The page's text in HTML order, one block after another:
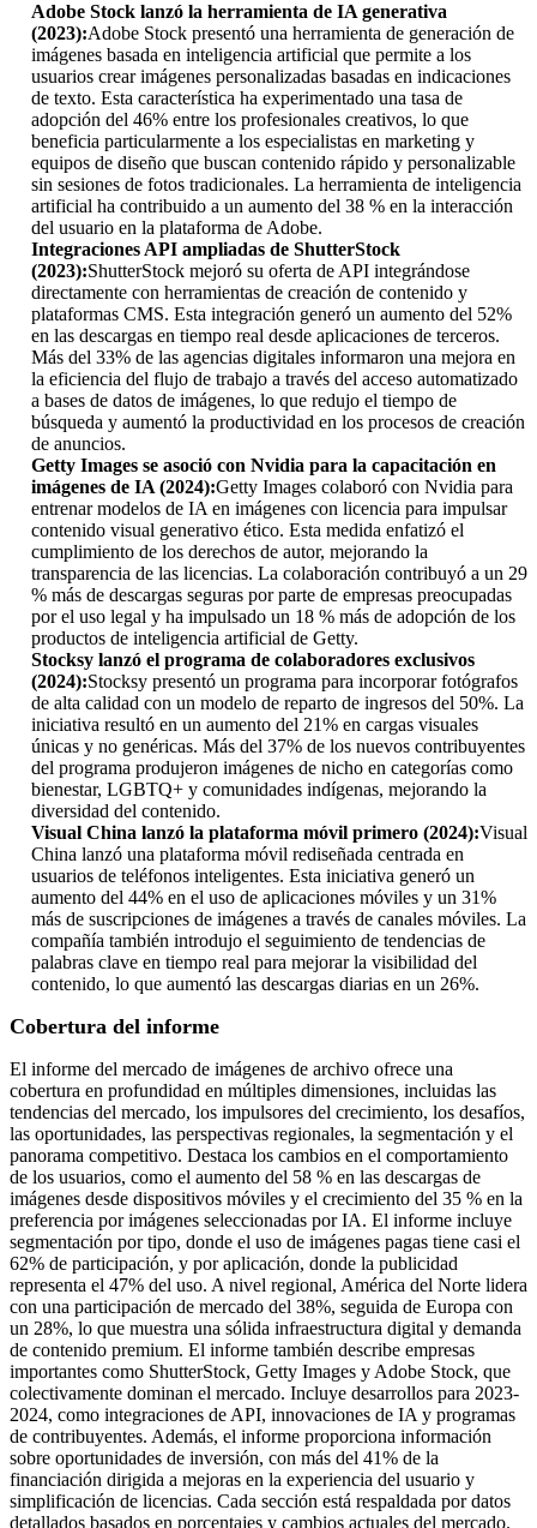
Adobe Stock lanzó la herramienta de IA generativa
(2023):Adobe Stock presentó una herramienta de generación de
imágenes basada en inteligencia artificial que permite a los
usuarios crear imágenes personalizadas basadas en indicaciones
de texto. Esta característica ha experimentado una tasa de
adopción del 46% entre los profesionales creativos, lo que
beneficia particularmente a los especialistas en marketing y
equipos de diseño que buscan contenido rápido y personalizable
sin sesiones de fotos tradicionales. La herramienta de inteligencia
artificial ha contribuido a un aumento del 38 % en la interacción
del usuario en la plataforma de Adobe.
Integraciones API ampliadas de ShutterStock
(2023):ShutterStock mejoró su oferta de API integrándose
directamente con herramientas de creación de contenido y
plataformas CMS. Esta integración generó un aumento del 52%
en las descargas en tiempo real desde aplicaciones de terceros.
Más del 33% de las agencias digitales informaron una mejora en
la eficiencia del flujo de trabajo a través del acceso automatizado
a bases de datos de imágenes, lo que redujo el tiempo de
búsqueda y aumentó la productividad en los procesos de creación
de anuncios.
Getty Images se asoció con Nvidia para la capacitación en
imágenes de IA (2024):Getty Images colaboró ​​con Nvidia para
entrenar modelos de IA en imágenes con licencia para impulsar
contenido visual generativo ético. Esta medida enfatizó el
cumplimiento de los derechos de autor, mejorando la
transparencia de las licencias. La colaboración contribuyó a un 29
% más de descargas seguras por parte de empresas preocupadas
por el uso legal y ha impulsado un 18 % más de adopción de los
productos de inteligencia artificial de Getty.
Stocksy lanzó el programa de colaboradores exclusivos
(2024):Stocksy presentó un programa para incorporar fotógrafos
de alta calidad con un modelo de reparto de ingresos del 50%. La
iniciativa resultó en un aumento del 21% en cargas visuales
únicas y no genéricas. Más del 37% de los nuevos contribuyentes
del programa produjeron imágenes de nicho en categorías como
bienestar, LGBTQ+ y comunidades indígenas, mejorando la
diversidad del contenido.
Visual China lanzó la plataforma móvil primero (2024):Visual
China lanzó una plataforma móvil rediseñada centrada en
usuarios de teléfonos inteligentes. Esta iniciativa generó un
aumento del 44% en el uso de aplicaciones móviles y un 31%
más de suscripciones de imágenes a través de canales móviles. La
compañía también introdujo el seguimiento de tendencias de
palabras clave en tiempo real para mejorar la visibilidad del
contenido, lo que aumentó las descargas diarias en un 26%.
Cobertura del informe
El informe del mercado de imágenes de archivo ofrece una
cobertura en profundidad en múltiples dimensiones, incluidas las
tendencias del mercado, los impulsores del crecimiento, los desafíos,
las oportunidades, las perspectivas regionales, la segmentación y el
panorama competitivo. Destaca los cambios en el comportamiento
de los usuarios, como el aumento del 58 % en las descargas de
imágenes desde dispositivos móviles y el crecimiento del 35 % en la
preferencia por imágenes seleccionadas por IA. El informe incluye
segmentación por tipo, donde el uso de imágenes pagas tiene casi el
62% de participación, y por aplicación, donde la publicidad
representa el 47% del uso. A nivel regional, América del Norte lidera
con una participación de mercado del 38%, seguida de Europa con
un 28%, lo que muestra una sólida infraestructura digital y demanda
de contenido premium. El informe también describe empresas
importantes como ShutterStock, Getty Images y Adobe Stock, que
colectivamente dominan el mercado. Incluye desarrollos para 2023-
2024, como integraciones de API, innovaciones de IA y programas
de contribuyentes. Además, el informe proporciona información
sobre oportunidades de inversión, con más del 41% de la
financiación dirigida a mejoras en la experiencia del usuario y
simplificación de licencias. Cada sección está respaldada por datos
detallados basados ​​en porcentajes y cambios actuales del mercado.